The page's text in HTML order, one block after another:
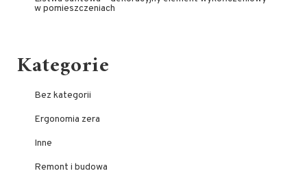
w pomieszczeniach
Kategorie
Bez kategorii
Ergonomia zera
Inne
Remont i budowa